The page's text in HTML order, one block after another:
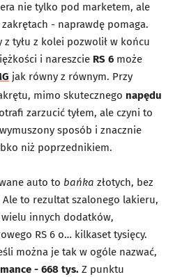
nie tylko pod marketem, ale
- naprawdę pomaga.
tyłu z kolei pozwolił w końcu
i nareszcie RS 6 może
jak równy z równym. Przy
mimo skutecznego napędu
zarzucić tyłem, ale czyni to
sposób i znacznie
niż poprzednikiem.
auto to bańka złotych, bez
Ale to rezultat szalonego lakieru,
innych dodatków,
RS 6 o… kilkaset tysięcy.
można je tak w ogóle nazwać,
- 668 tys. Z punktu